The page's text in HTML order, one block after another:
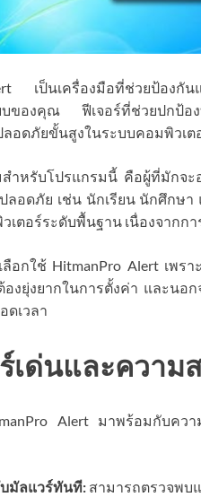
เป็นเครื่องมือที่ช่วยป้องกั
บของคุณ ฟีเจอร์ที่ช่วยปกป้
อดภัยขั้นสูงในระบบคอมพิวเต
ำหรับโปรแกรมนี้ คือผู้ที่มักจะ
ปลอดภัย เช่น นักเรียน นักศึก
ตอร์ระดับพื้นฐาน เนื่องจากก
ลือกใช้ HitmanPro Alert เพ
องยุ่งยากในการตั้งค่า และน
ดเวลา
ร์เด่นและควา
Alert มาพร้อมกับควา
มัลแวร์ทันที: สามารถตรวจพบ